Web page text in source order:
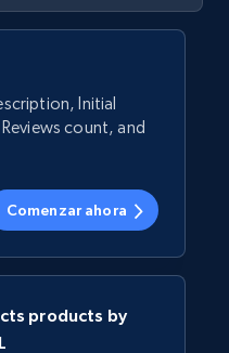
Initial
count, and
Comenzar ahora
products by